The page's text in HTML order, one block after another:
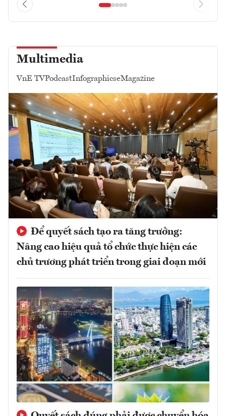
Multimedia
VnE TVPodcastInfographicseMagazine
Để quyết sách tạo ra tăng trưởng:
Nâng cao hiệu quả tổ chức thực hiện các
chủ trương phát triển trong giai đoạn mới